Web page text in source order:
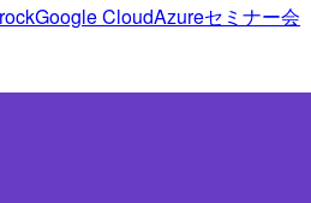
Google CloudAzureセミナー会